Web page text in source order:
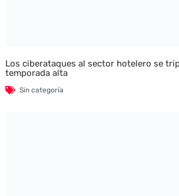
Los ciberataques al sector hotelero se
temporada alta
Sin categoría